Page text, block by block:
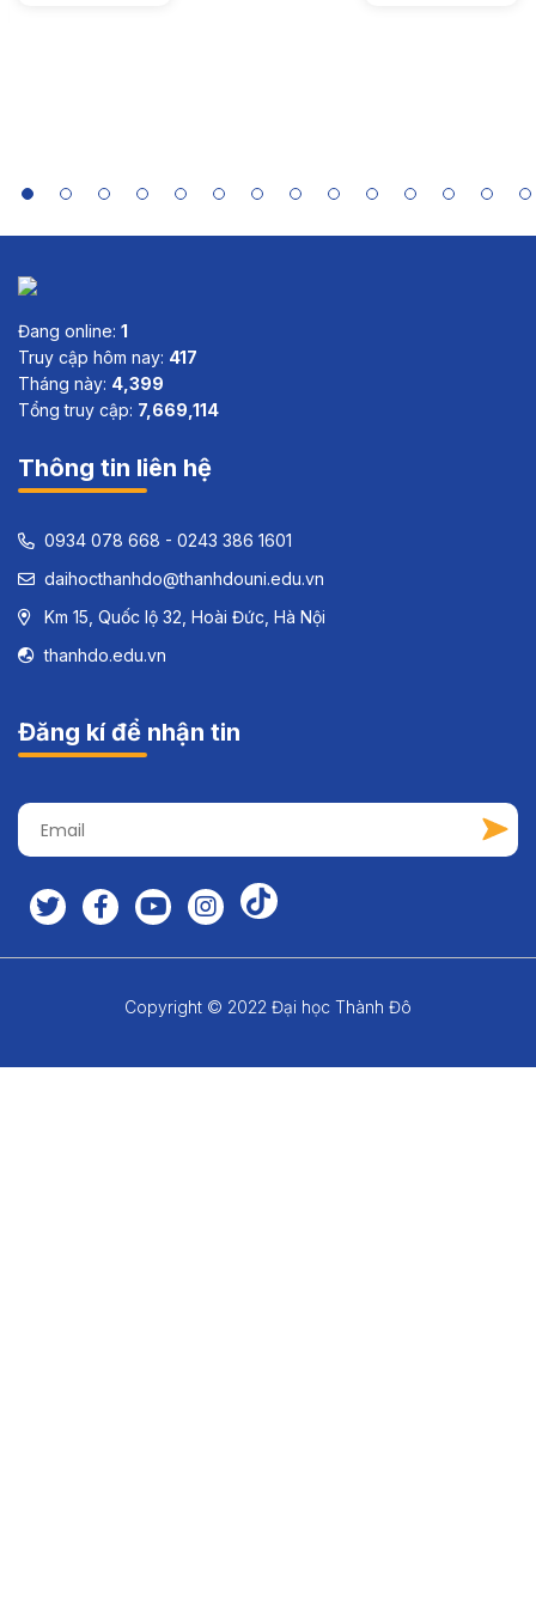
Nam
Đang online: 1
Truy cập hôm nay: 417
Tháng này: 4,399
Tổng truy cập: 7,669,114
Thông tin liên hệ
0934 078 668 - 0243 386 1601
daihocthanhdo@thanhdouni.edu.vn
Km 15, Quốc lộ 32, Hoài Đức, Hà Nội
thanhdo.edu.vn
Đăng kí để nhận tin
Copyright © 2022 Đại học Thành Đô